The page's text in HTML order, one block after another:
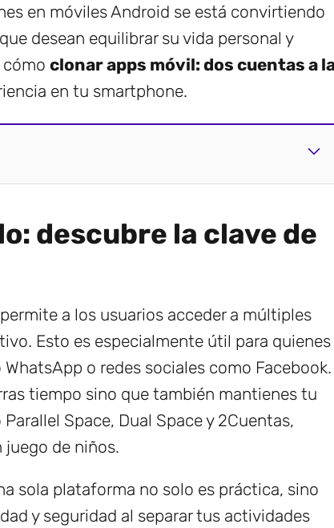
en móviles Android se está convirtiendo
desean equilibrar su vida personal y
clonar apps móvil: dos cuentas a
en tu smartphone.
descubre la clave de
a los usuarios acceder a múltiples
Esto es especialmente útil para quienes
o redes sociales como Facebook.
tiempo sino que también mantienes tu
Space, Dual Space y 2Cuentas,
de niños.
sola plataforma no solo es práctica, sino
y seguridad al separar tus actividades